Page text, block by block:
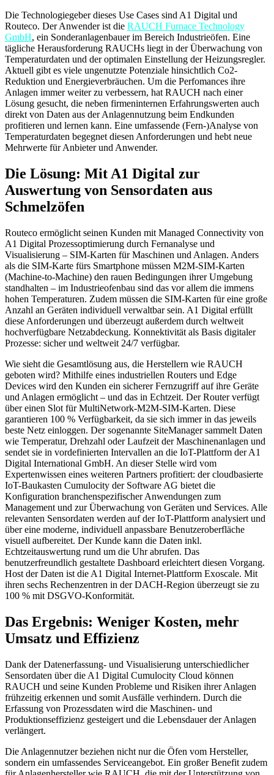
Die Technologiegeber dieses Use Cases sind A1 Digital und
Routeco. Der Anwender ist die RAUCH Furnace Technology
GmbH, ein Sonderanlagenbauer im Bereich Industrieöfen. Eine
tägliche Herausforderung RAUCHs liegt in der Überwachung von
Temperaturdaten und der optimalen Einstellung der Heizungsregler.
Aktuell gibt es viele ungenutzte Potenziale hinsichtlich Co2-
Reduktion und Energieverbräuchen. Um die Perfomances ihre
Anlagen immer weiter zu verbessern, hat RAUCH nach einer
Lösung gesucht, die neben firmeninternen Erfahrungswerten auch
direkt von Daten aus der Anlagennutzung beim Endkunden
profitieren und lernen kann. Eine umfassende (Fern-)Analyse von
Temperaturdaten begegnet diesen Anforderungen und hebt neue
Mehrwerte für Anbieter und Anwender.
Die Lösung: Mit A1 Digital zur
Auswertung von Sensordaten aus
Schmelzöfen
Routeco ermöglicht seinen Kunden mit Managed Connectivity von
A1 Digital Prozessoptimierung durch Fernanalyse und
Visualisierung – SIM-Karten für Maschinen und Anlagen. Anders
als die SIM-Karte fürs Smartphone müssen M2M-SIM-Karten
(Machine-to-Machine) den rauen Bedingungen ihrer Umgebung
standhalten – im Industrieofenbau sind das vor allem die immens
hohen Temperaturen. Zudem müssen die SIM-Karten für eine große
Anzahl an Geräten individuell verwaltbar sein. A1 Digital erfüllt
diese Anforderungen und überzeugt außerdem durch weltweit
hochverfügbare Netzabdeckung. Konnektivität als Basis digitaler
Prozesse: sicher und weltweit 24/7 verfügbar.
Wie sieht die Gesamtlösung aus, die Herstellern wie RAUCH
geboten wird? Mithilfe eines industriellen Routers und Edge
Devices wird den Kunden ein sicherer Fernzugriff auf ihre Geräte
und Anlagen ermöglicht – und das in Echtzeit. Der Router verfügt
über einen Slot für MultiNetwork-M2M-SIM-Karten. Diese
garantieren 100 % Verfügbarkeit, da sie sich immer in das jeweils
beste Netz einloggen. Der sogenannte SiteManager sammelt Daten
wie Temperatur, Drehzahl oder Laufzeit der Maschinenanlagen und
sendet sie in vordefinierten Intervallen an die IoT-Plattform der A1
Digital International GmbH. An dieser Stelle wird vom
Expertenwissen eines weiteren Partners profitiert: der cloudbasierte
IoT-Baukasten Cumulocity der Software AG bietet die
Konfiguration branchenspezifischer Anwendungen zum
Management und zur Überwachung von Geräten und Services. Alle
relevanten Sensordaten werden auf der IoT-Plattform analysiert und
über eine moderne, individuell anpassbare Benutzeroberfläche
visuell aufbereitet. Der Kunde kann die Daten inkl.
Echtzeitauswertung rund um die Uhr abrufen. Das
benutzerfreundlich gestaltete Dashboard erleichtert diesen Vorgang.
Host der Daten ist die A1 Digital Internet-Plattform Exoscale. Mit
ihren sechs Rechenzentren in der DACH-Region überzeugt sie zu
100 % mit DSGVO-Konformität.
Das Ergebnis: Weniger Kosten, mehr
Umsatz und Effizienz
Dank der Datenerfassung- und Visualisierung unterschiedlicher
Sensordaten über die A1 Digital Cumulocity Cloud können
RAUCH und seine Kunden Probleme und Risiken ihrer Anlagen
frühzeitig erkennen und somit Ausfälle verhindern. Durch die
Erfassung von Prozessdaten wird die Maschinen- und
Produktionseffizienz gesteigert und die Lebensdauer der Anlagen
verlängert.
Die Anlagennutzer beziehen nicht nur die Öfen vom Hersteller,
sondern ein umfassendes Serviceangebot. Ein großer Benefit zudem